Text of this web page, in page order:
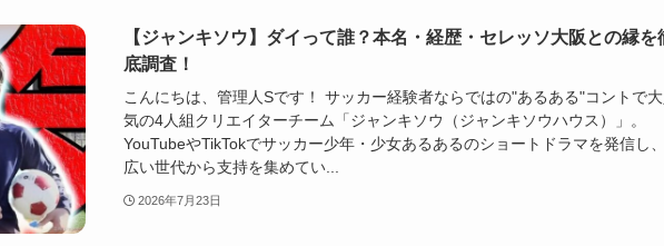
【ジャンキソウ】ダイって誰？本名・経歴・セレッソ大阪との縁を
底調査！
こんにちは、管理人Sです！ サッカー経験者ならではの"あるある"コントで大
気の4人組クリエイターチーム「ジャンキソウ（ジャンキソウハウス）」。
YouTubeやTikTokでサッカー少年・少女あるあるのショートドラマを発信し
広い世代から支持を集めてい...
2026年7月23日